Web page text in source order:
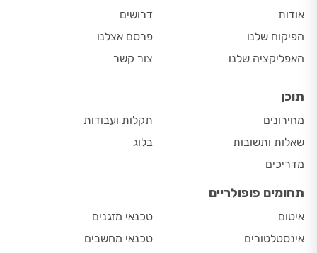
אודות
הפיקוח שלנו
האפליקציה שלנו
דרושים
פרסם אצלנו
צור קשר
תוכן
מחירונים
שאלות ותשובות
מדריכים
תקלות ועבודות
בלוג
תחומים פופולריים
איטום
אינסטלטורים
טכנאי מזגנים
טכנאי מחשבים